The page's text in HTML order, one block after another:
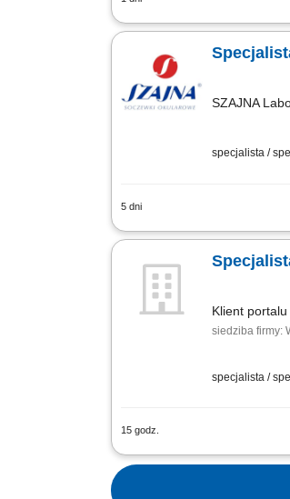
Opis
SZAJNA
specjalista /
5 dni
Jako
Klient
siedziba firmy:
specjalista /
15 godz.
zapewnianie